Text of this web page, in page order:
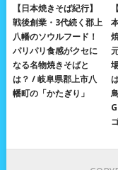
【日本焼きそば紀行】
戦後創業・3代続く郡上
八幡のソウルフード！
パリパリ食感がクセに
なる名物焼きそばと
は？ / 岐阜県郡上市八
幡町の「かたぎり」